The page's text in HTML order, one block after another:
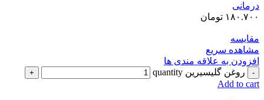
درمانی
۱۸۰.۷۰۰ تومان
مقایسه
مشاهده سریع
افزودن به علاقه مندی ها
روغن گلیسیرین quantity
Add to cart